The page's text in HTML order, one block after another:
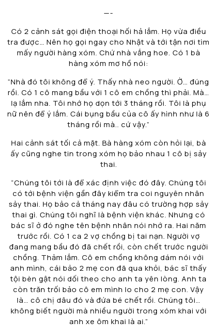
—-
Có 2 cảnh sát gọi điện thoại hối hả lắm. Họ vừa điều
tra được… Nên họ gọi ngay cho Nhật và tới tận nơi tìm
mấy người hàng xóm. Chứ nhà vắng hoe. Có 1 bà
hàng xóm mơ hồ nói:
“Nhà đó tôi không để ý. Thấy nhà neo người. Ờ… đúng
rồi. Có 1 cô mang bầu với 1 cô em chồng thì phải. Mà…
lạ lắm nha. Tôi nhớ họ dọn tới 3 tháng rồi. Tôi là phụ
nữ nên để ý lắm. Cái bụng bầu của cô ấy hình như là 6
tháng rồi mà.. cứ vậy.”
Hai cảnh sát tối cả mặt. Bà hàng xóm còn hỏi lại, bà
ấy cũng nghe tin trong xóm họ bảo nhau 1 cô bị sảy
thai.
“Chúng tôi tới là để xác định việc đó đây. Chúng tôi
có tới bệnh viện gần đây kiểm tra coi nguyên nhân
sảy thai. Họ bảo cả tháng nay đâu có trường hợp sảy
thai gì. Chúng tôi nghĩ là bệnh viện khác. Nhưng có
bác sĩ ở đó nghe tên bệnh nhân nói nhớ ra. Hai năm
trước rồi. Có 1 ca 2 vợ chồng bị tai nạn. Người vợ
đang mang bầu đó đã chết rồi, còn chết trước người
chồng. Thảm lắm. Cô em chồng không dám nói với
anh mình, cái bảo 2 mẹ con đã qua khỏi, bác sĩ thấy
tội bèn gật nói dối theo cho anh ta yên lòng. Anh ta
còn trăn trối bảo cô em mình lo cho 2 mẹ con. Vậy
là… cô chị dâu đó và đứa bé chết rồi. Chúng tôi…
không biết người mà nhiều người trong xóm khai với
anh xe ôm khai là ai.”